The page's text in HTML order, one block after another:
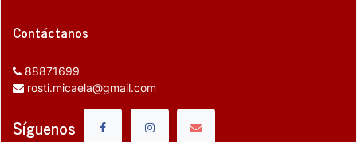
Contáctanos
88871699
rosti.micaela@gmail.com
Síguenos